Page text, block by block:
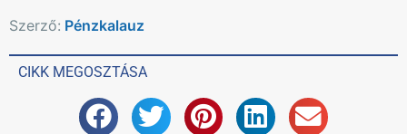
Szerző: Pénzkalauz
CIKK MEGOSZTÁSA